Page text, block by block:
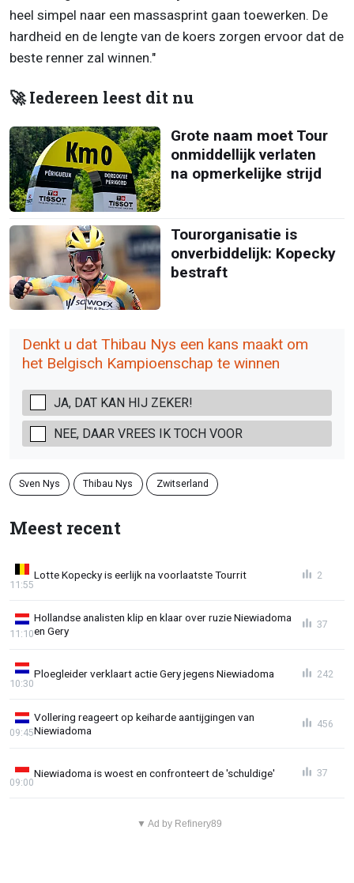
heel simpel naar een massasprint gaan toewerken. De
hardheid en de lengte van de koers zorgen ervoor dat de
beste renner zal winnen."
🚀 Iedereen leest dit nu
Grote naam moet Tour
onmiddellijk verlaten
na opmerkelijke strijd
Tourorganisatie is
onverbiddelijk: Kopecky
bestraft
Denkt u dat Thibau Nys een kans maakt om
het Belgisch Kampioenschap te winnen
JA, DAT KAN HIJ ZEKER!
NEE, DAAR VREES IK TOCH VOOR
Sven Nys Thibau Nys Zwitserland
Meest recent
Lotte Kopecky is eerlijk na voorlaatste Tourrit
11:55
2
Hollandse analisten klip en klaar over ruzie Niewiadoma
en Gery
11:10
37
Ploegleider verklaart actie Gery jegens Niewiadoma
10:30
242
Vollering reageert op keiharde aantijgingen van
Niewiadoma
09:45
456
Niewiadoma is woest en confronteert de 'schuldige'
09:00
37
▼ Ad by Refinery89